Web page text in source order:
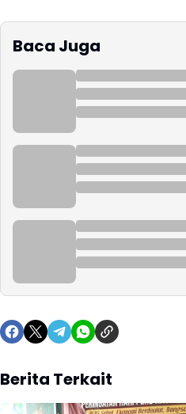
Baca Juga
Berita Terkait